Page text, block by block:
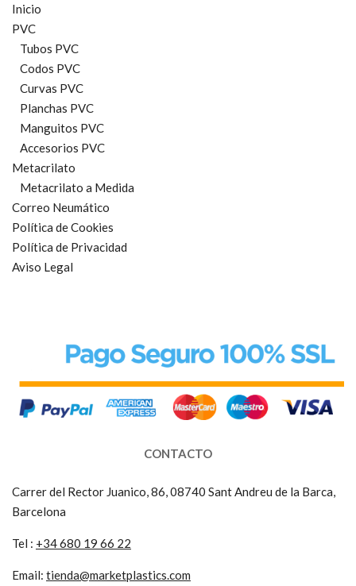
Inicio
PVC
Tubos PVC
Codos PVC
Curvas PVC
Planchas PVC
Manguitos PVC
Accesorios PVC
Metacrilato
Metacrilato a Medida
Correo Neumático
Política de Cookies
Política de Privacidad
Aviso Legal
CONTACTO
Carrer del Rector Juanico, 86, 08740 Sant Andreu de la Barca,
Barcelona
Tel : +34 680 19 66 22
Email: tienda@marketplastics.com